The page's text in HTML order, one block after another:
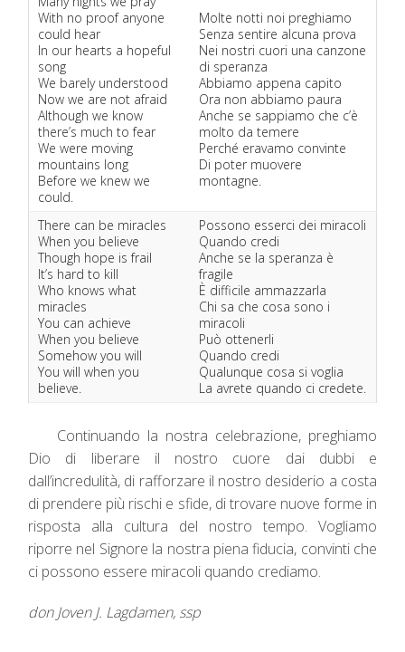
With no proof anyone
could hear
In our hearts a hopeful
song
We barely understood
Now we are not afraid
Although we know
there’s much to fear
We were moving
mountains long
Before we knew we
could.
Molte notti noi preghiamo
Senza sentire alcuna prova
Nei nostri cuori una canzone
di speranza
Abbiamo appena capito
Ora non abbiamo paura
Anche se sappiamo che c’è
molto da temere
Perché eravamo convinte
Di poter muovere
montagne.
There can be miracles
When you believe
Though hope is frail
It’s hard to kill
Who knows what
miracles
You can achieve
When you believe
Somehow you will
You will when you
believe.
Possono esserci dei miracoli
Quando credi
Anche se la speranza è
fragile
È difficile ammazzarla
Chi sa che cosa sono i
miracoli
Può ottenerli
Quando credi
Qualunque cosa si voglia
La avrete quando ci credete.
Continuando la nostra celebrazione, preghiamo
Dio di liberare il nostro cuore dai dubbi e
dall’incredulità, di rafforzare il nostro desiderio a costa
di prendere più rischi e sfide, di trovare nuove forme in
risposta alla cultura del nostro tempo. Vogliamo
riporre nel Signore la nostra piena fiducia, convinti che
ci possono essere miracoli quando crediamo.
don Joven J. Lagdamen, ssp